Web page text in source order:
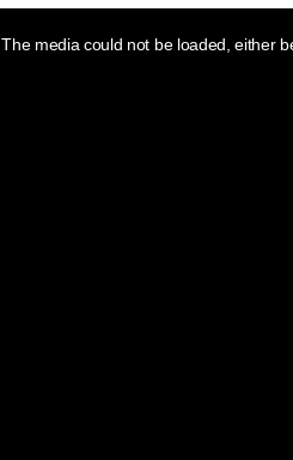
The media could not be loaded, either